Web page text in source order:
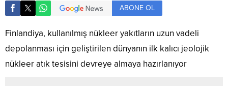
ABONE OL
Finlandiya, kullanılmış nükleer yakıtların uzun vadeli
depolanması için geliştirilen dünyanın ilk kalıcı jeolojik
nükleer atık tesisini devreye almaya hazırlanıyor